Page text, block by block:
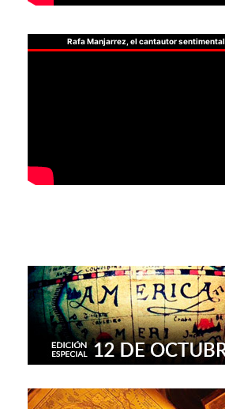
Rafa Manjarrez, el cantautor sentimental